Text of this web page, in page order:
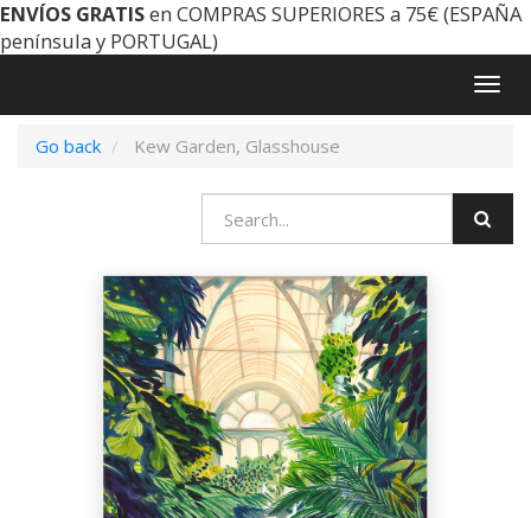
ENVÍOS GRATISen COMPRAS SUPERIORES a 75€ (ESPAÑA
península y PORTUGAL)
Go back
Kew Garden, Glasshouse